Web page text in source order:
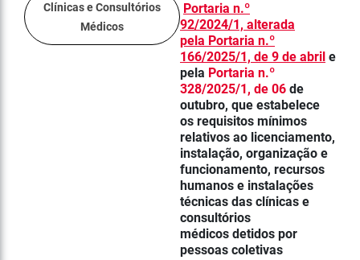
Clínicas e Consultórios
Médicos
Portaria n.º
92/2024/1, alterada
pela Portaria n.º
166/2025/1, de 9 de abril e
pela Portaria n.º
328/2025/1, de 06 de
outubro, que estabelece
os requisitos mínimos
relativos ao licenciamento,
instalação, organização e
funcionamento, recursos
humanos e instalações
técnicas das clínicas e
consultórios
médicos detidos por
pessoas coletivas